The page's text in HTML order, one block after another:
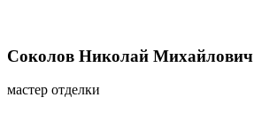
Соколов Николай Михайлович
мастер отделки